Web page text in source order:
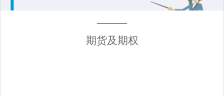
期货及期权